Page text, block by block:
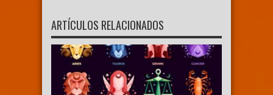
ARTÍCULOS RELACIONADOS